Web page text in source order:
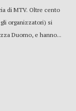
di MTV. Oltre cento
organizzatori) si
Duomo, e hanno...